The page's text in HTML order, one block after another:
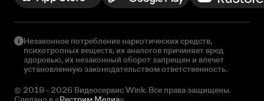
Незаконное потребление наркотических средств,
психотропных веществ, их аналогов причиняет вред
здоровью, их незаконный оборот запрещен и влечет
установленную законодательством ответственность.
© 2018 - 2026 Видеосервис Wink. Все права защищены.